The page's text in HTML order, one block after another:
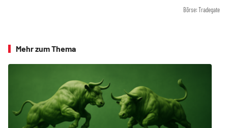
Börse: Tradegate
Mehr zum Thema